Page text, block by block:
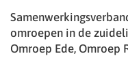
omroepen in de
Omroep Ede, Omroep